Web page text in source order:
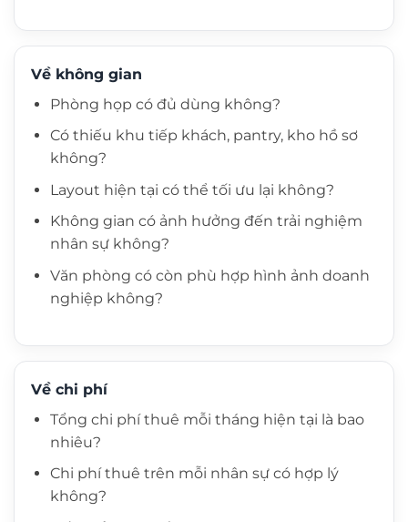
Về không gian
Phòng họp có đủ dùng không?
Có thiếu khu tiếp khách, pantry, kho hồ sơ
không?
Layout hiện tại có thể tối ưu lại không?
Không gian có ảnh hưởng đến trải nghiệm
nhân sự không?
Văn phòng có còn phù hợp hình ảnh doanh
nghiệp không?
Về chi phí
Tổng chi phí thuê mỗi tháng hiện tại là bao
nhiêu?
Chi phí thuê trên mỗi nhân sự có hợp lý
không?